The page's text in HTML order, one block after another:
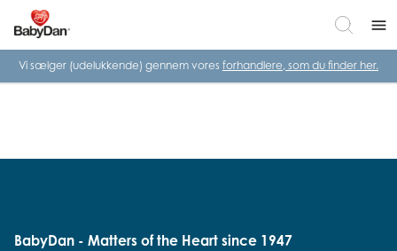
menu
Vi sælger (udelukkende) gennem vores forhandlere, som du finder her.
BabyDan - Matters of the Heart since 1947